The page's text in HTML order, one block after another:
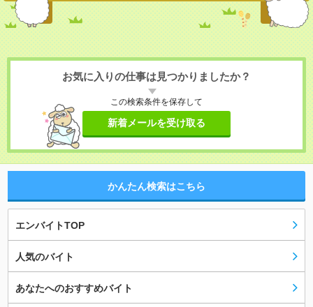
お気に入りの仕事は見つかりましたか？
この検索条件を保存して
新着メールを受け取る
かんたん検索はこちら
エンバイトTOP
人気のバイト
あなたへのおすすめバイト